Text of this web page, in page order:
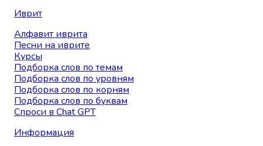
Иврит
Алфавит иврита
Песни на иврите
Курсы
Подборка слов по темам
Подборка слов по уровням
Подборка слов по корням
Подборка слов по буквам
Спроси в Chat GPT
Информация